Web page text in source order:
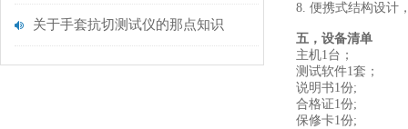
关于手套抗切测试仪的那点知识
8. 便携式结构设计
五，设备清单
主机1台；
测试软件1套；
说明书1份;
合格证1份;
保修卡1份;